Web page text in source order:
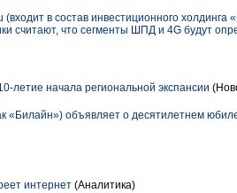
в состав инвестиционного
считают, что сегменты ШПД и 4G будут
летие начала региональной экспансии
«Билайн») объявляет о десятилетнем
интернет (Аналитика)